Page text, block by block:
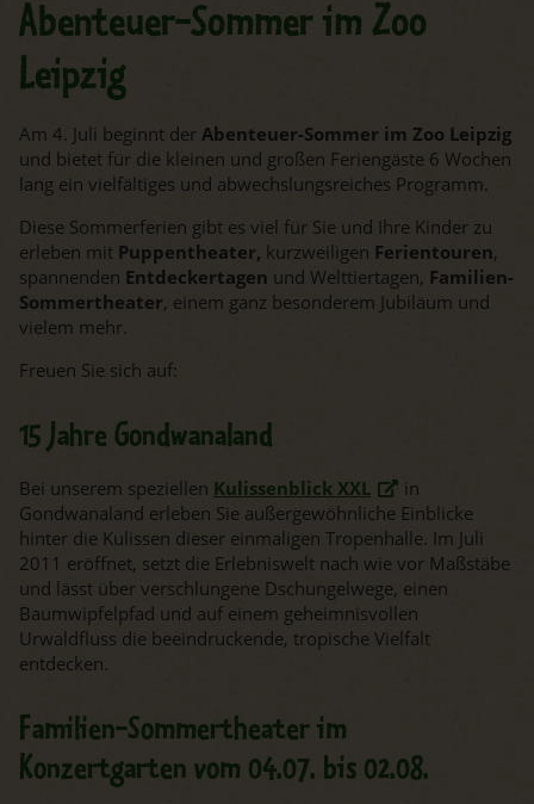
Abenteuer-Sommer im Zoo
Leipzig
Am 4. Juli beginnt der Abenteuer-Sommer im Zoo Leipzig
und bietet für die kleinen und großen Feriengäste 6 Wochen
lang ein vielfältiges und abwechslungsreiches Programm.
Diese Sommerferien gibt es viel für Sie und Ihre Kinder zu
erleben mit Puppentheater, kurzweiligen Ferientouren,
spannenden Entdeckertagen und Welttiertagen, Familien-
Sommertheater, einem ganz besonderem Jubiläum und
vielem mehr.
Freuen Sie sich auf:
15 Jahre Gondwanaland
Bei unserem speziellen Kulissenblick XXL
in
Gondwanaland erleben Sie außergewöhnliche Einblicke
hinter die Kulissen dieser einmaligen Tropenhalle. Im Juli
2011 eröffnet, setzt die Erlebniswelt nach wie vor Maßstäbe
und lässt über verschlungene Dschungelwege, einen
Baumwipfelpfad und auf einem geheimnisvollen
Urwaldfluss die beeindruckende, tropische Vielfalt
entdecken.
Familien-Sommertheater im
Konzertgarten vom 04.07. bis 02.08.